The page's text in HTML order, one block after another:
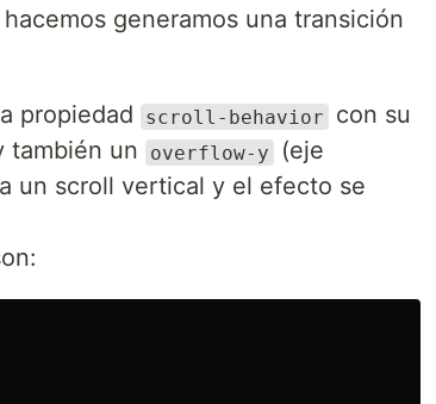
generamos una transición
propiedad scroll-behavior
con su
también un overflow-y
(eje
un scroll vertical y el efecto se